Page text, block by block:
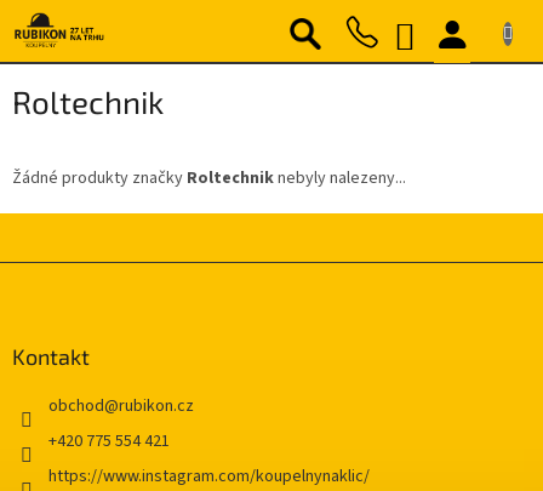
Přejít
na
obsah
NÁKUPNÍ
KOŠÍK
Roltechnik
Žádné produkty značky Roltechniknebyly nalezeny...
Kontakt
obchod@rubikon.cz
+420 775 554 421
https://www.instagram.com/koupelnynaklic/